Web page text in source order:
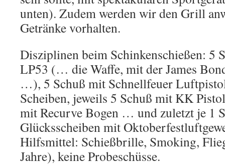
unten). Zudem werden wir den Grill
Getränke vorhalten.
Disziplinen beim Schinkenschießen: 5
LP53 (… die Waffe, mit der James
…), 5 Schuß mit Schnellfeuer
Scheiben, jeweils 5 Schuß mit KK
mit Recurve Bogen … und zuletzt je 1
Glücksscheiben mit
Hilfsmittel: Schießbrille, Smoking,
Jahre), keine Probeschüsse.